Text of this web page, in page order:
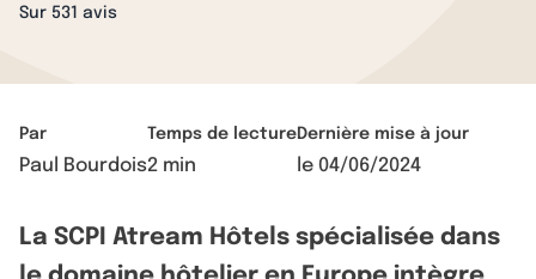
Sur 531 avis
Par
Paul Bourdois
Temps de lecture
2 min
Dernière mise à jour
le 04/06/2024
La SCPI Atream Hôtels spécialisée dans